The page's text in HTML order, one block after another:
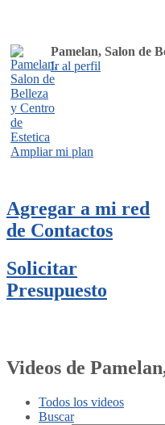
Pamelan, Salon de
Ir al perfil
Ampliar mi plan
Agregar a mi red
de Contactos
Solicitar
Presupuesto
Videos de
Todos los videos
Buscar